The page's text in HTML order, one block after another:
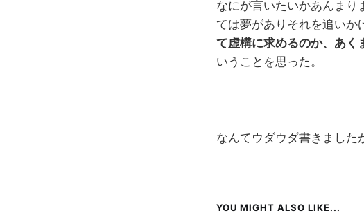
なにが言いたいかあんまり
ては夢がありそれを追いか
て虚構に求めるのか、あく
いうことを思った。
なんてウダウダ書きました
YOU MIGHT ALSO LIKE...